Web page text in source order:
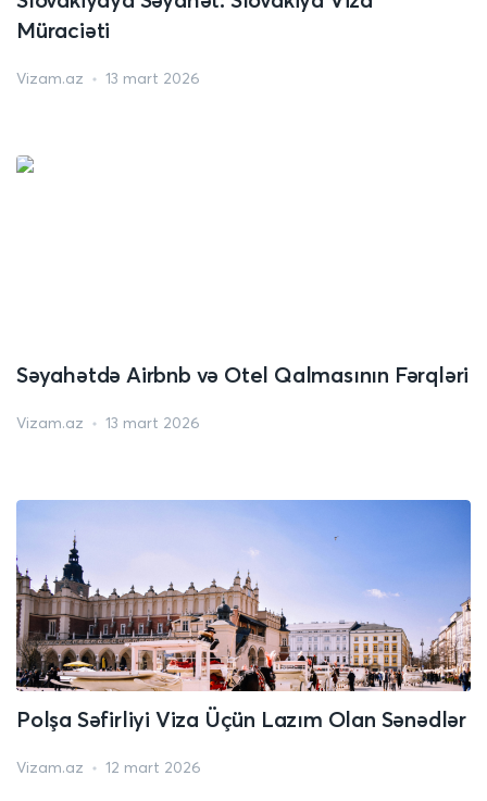
Müraciəti
Vizam.az 13 mart 2026
Səyahətdə Airbnb və Otel Qalmasının Fərqləri
Vizam.az 13 mart 2026
Polşa Səfirliyi Viza Üçün Lazım Olan Sənədlər
Vizam.az 12 mart 2026